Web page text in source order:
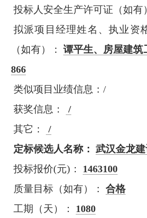
投标人安全生产许可证（如有
拟派项目经理姓名、执业资
（如有）：
谭平生、房屋建筑
866
类似项目业绩信息：/
获奖信息：
/
其它：
/
定标候选人名称： 武汉金龙
投标报价(元)：
1463100
质量目标（如有）：
合格
工期（天）：
1080